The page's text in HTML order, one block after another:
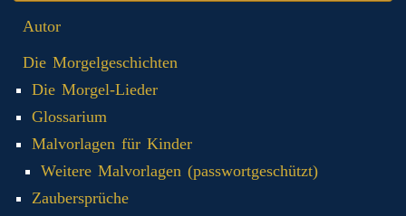
Autor
Die Morgelgeschichten
Die Morgel-Lieder
Glossarium
Malvorlagen für Kinder
Weitere Malvorlagen (passwortgeschützt)
Zaubersprüche